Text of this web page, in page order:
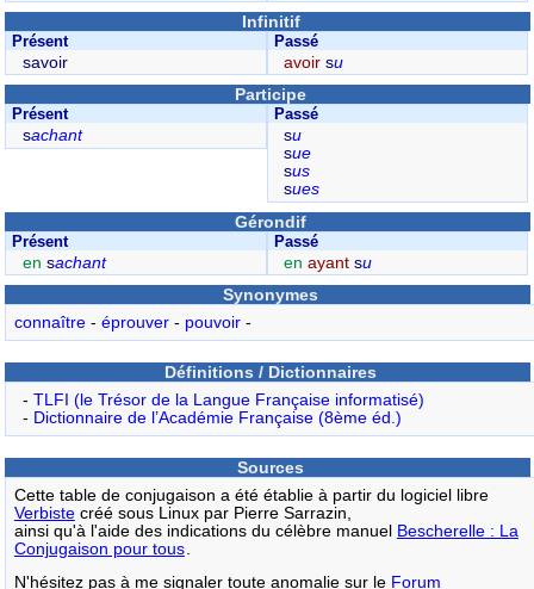
Infinitif
Présent
savoir
Passé
avoir su
Participe
Présent
sachant
Passé
su
sue
sus
sues
Gérondif
Présent
en sachant
Passé
enayant su
Synonymes
connaître- éprouver- pouvoir-
Définitions / Dictionnaires
- TLFI (le Trésor de la Langue Française informatisé)
- Dictionnaire de l’Académie Française (8ème éd.)
Sources
Cette table de conjugaison a été établie à partir du logiciel libre
Verbistecréé sous Linux par Pierre Sarrazin,
ainsi qu'à l'aide des indications du célèbre manuel Bescherelle : La
Conjugaison pour tous
N'hésitez pas à me signaler toute anomalie sur le Forum